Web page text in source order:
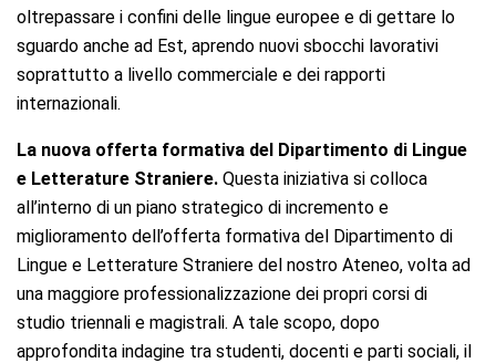
oltrepassare i confini delle lingue europee e di gettare lo
sguardo anche ad Est, aprendo nuovi sbocchi lavorativi
soprattutto a livello commerciale e dei rapporti
internazionali.
La nuova offerta formativa del Dipartimento di Lingue
e Letterature Straniere. Questa iniziativa si colloca
all’interno di un piano strategico di incremento e
miglioramento dell’offerta formativa del Dipartimento di
Lingue e Letterature Straniere del nostro Ateneo, volta ad
una maggiore professionalizzazione dei propri corsi di
studio triennali e magistrali. A tale scopo, dopo
approfondita indagine tra studenti, docenti e parti sociali, il